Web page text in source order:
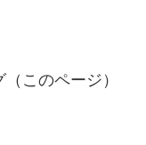
このページ）